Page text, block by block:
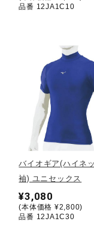
バレーボ
テニス／
バドミン
陸上競技
品番 12JA1C10
バイオギア(ハイネ
袖) ユニセックス
¥3,080
(本体価格 ¥2,800)
品番 12JA1C30